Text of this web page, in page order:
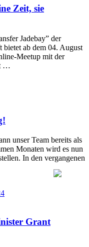
Zeit, sie
Jadebay” der
ab dem 04. August
Meetup mit der
…
unser Team bereits als
Monaten wird es nun
In den vergangenen
Grant